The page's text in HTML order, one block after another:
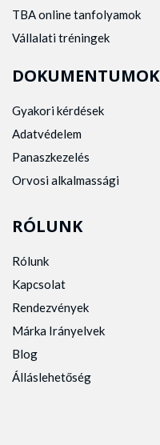
TBA online tanfolyamok
Vállalati tréningek
DOKUMENTUMOK
Gyakori kérdések
Adatvédelem
Panaszkezelés
Orvosi alkalmassági
RÓLUNK
Rólunk
Kapcsolat
Rendezvények
Márka Irányelvek
Blog
Álláslehetőség